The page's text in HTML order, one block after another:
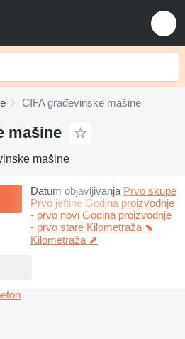
CIFA građevinske mašine
mašine
mašine
Datum objavljivanja Prvo skupe
Prvo jeftine Godina proizvodnje
- prvo novi Godina proizvodnje
- prvo stare Kilometraža ⬊
Kilometraža ⬈